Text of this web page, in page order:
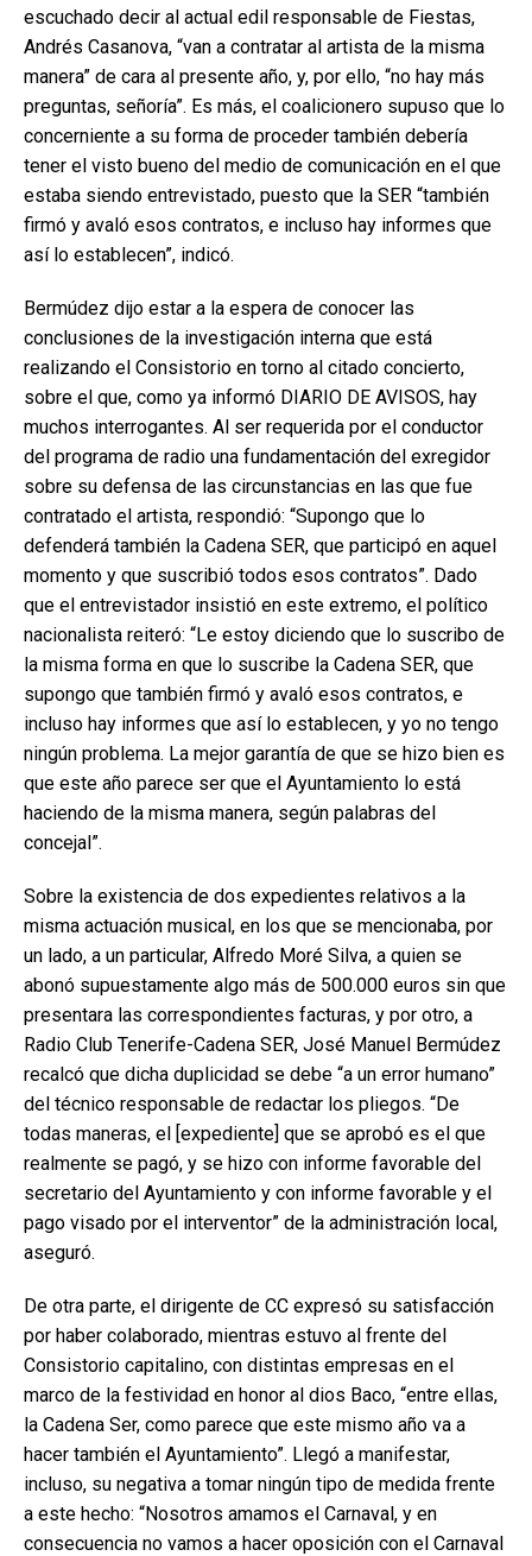
escuchado decir al actual edil responsable de Fiestas,
Andrés Casanova, “van a contratar al artista de la misma
manera” de cara al presente año, y, por ello, “no hay más
preguntas, señoría”. Es más, el coalicionero supuso que lo
concerniente a su forma de proceder también debería
tener el visto bueno del medio de comunicación en el que
estaba siendo entrevistado, puesto que la SER “también
firmó y avaló esos contratos, e incluso hay informes que
así lo establecen”, indicó.
Bermúdez dijo estar a la espera de conocer las
conclusiones de la investigación interna que está
realizando el Consistorio en torno al citado concierto,
sobre el que, como ya informó DIARIO DE AVISOS, hay
muchos interrogantes. Al ser requerida por el conductor
del programa de radio una fundamentación del exregidor
sobre su defensa de las circunstancias en las que fue
contratado el artista, respondió: “Supongo que lo
defenderá también la Cadena SER, que participó en aquel
momento y que suscribió todos esos contratos”. Dado
que el entrevistador insistió en este extremo, el político
nacionalista reiteró: “Le estoy diciendo que lo suscribo de
la misma forma en que lo suscribe la Cadena SER, que
supongo que también firmó y avaló esos contratos, e
incluso hay informes que así lo establecen, y yo no tengo
ningún problema. La mejor garantía de que se hizo bien es
que este año parece ser que el Ayuntamiento lo está
haciendo de la misma manera, según palabras del
concejal”.
Sobre la existencia de dos expedientes relativos a la
misma actuación musical, en los que se mencionaba, por
un lado, a un particular, Alfredo Moré Silva, a quien se
abonó supuestamente algo más de 500.000 euros sin que
presentara las correspondientes facturas, y por otro, a
Radio Club Tenerife-Cadena SER, José Manuel Bermúdez
recalcó que dicha duplicidad se debe “a un error humano”
del técnico responsable de redactar los pliegos. “De
todas maneras, el [expediente] que se aprobó es el que
realmente se pagó, y se hizo con informe favorable del
secretario del Ayuntamiento y con informe favorable y el
pago visado por el interventor” de la administración local,
aseguró.
De otra parte, el dirigente de CC expresó su satisfacción
por haber colaborado, mientras estuvo al frente del
Consistorio capitalino, con distintas empresas en el
marco de la festividad en honor al dios Baco, “entre ellas,
la Cadena Ser, como parece que este mismo año va a
hacer también el Ayuntamiento”. Llegó a manifestar,
incluso, su negativa a tomar ningún tipo de medida frente
a este hecho: “Nosotros amamos el Carnaval, y en
consecuencia no vamos a hacer oposición con el Carnaval